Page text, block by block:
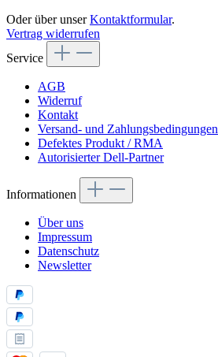
Oder über unserKontaktformular.
Vertrag widerrufen
Service
AGB
Widerruf
Kontakt
Versand- und Zahlungsbedingungen
Defektes Produkt / RMA
Autorisierter Dell-Partner
Informationen
Über uns
Impressum
Datenschutz
Newsletter